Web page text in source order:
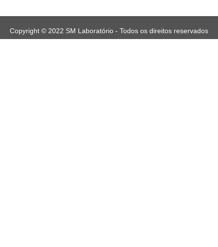
Copyright © 2022 SM Laboratório - Todos os direitos reservados